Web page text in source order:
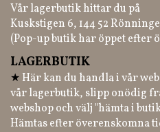
Vår lagerbutik hittar du på
Kuskstigen 6, 144 52 Rönninge
(Pop-up butik har öppet efter
LAGERBUTIK
★ Här kan du handla i vår
vår lagerbutik, slipp onödig
webshop och välj "hämta i
Hämtas efter överenskomna